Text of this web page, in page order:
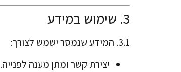
3. שימוש במידע
3.1. המידע שנמסר ישמש לצורך:
יצירת קשר ומתן מענה לפנייה.